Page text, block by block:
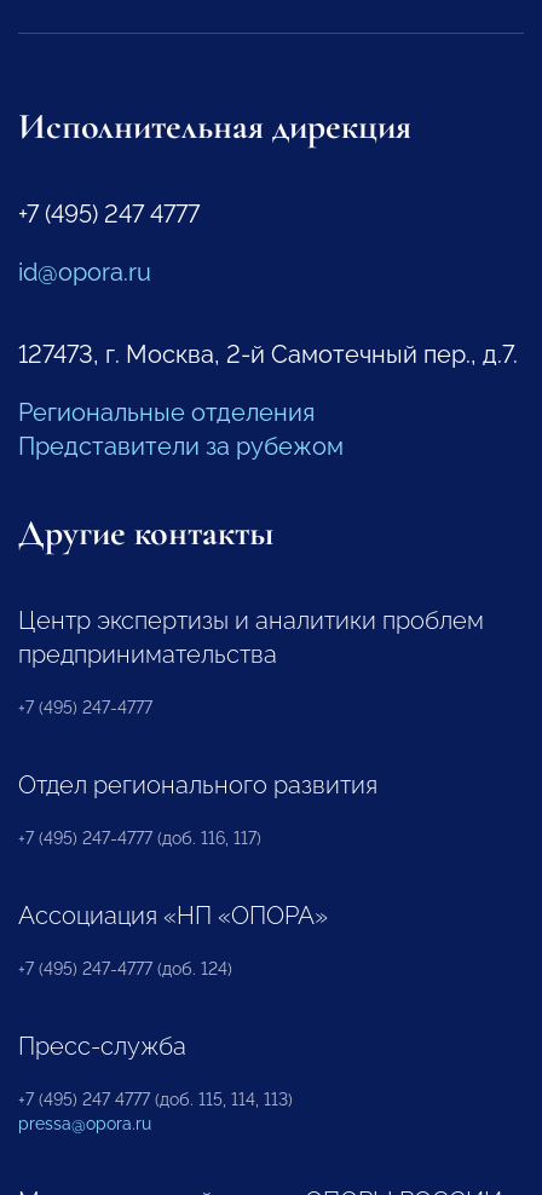
Исполнительная дирекция
+7 (495) 247 4777
id@opora.ru
127473, г. Москва, 2-й Самотечный пер., д.7.
Региональные отделения
Представители за рубежом
Другие контакты
Центр экспертизы и аналитики проблем
предпринимательства
+7 (495) 247-4777
Отдел регионального развития
+7 (495) 247-4777 (доб. 116, 117)
Ассоциация «НП «ОПОРА»
+7 (495) 247-4777 (доб. 124)
Пресс-служба
+7 (495) 247 4777 (доб. 115, 114, 113)
pressa@opora.ru